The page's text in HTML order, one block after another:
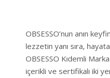
OBSESSO’nun anın
lezzetin yanı sıra,
OBSESSO Kıdemli
içerikli ve sertifikalı iki